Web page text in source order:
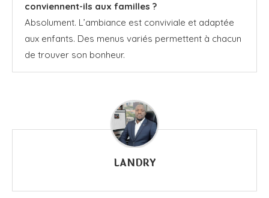
conviennent-ils aux familles ?
Absolument. L’ambiance est conviviale et adaptée
aux enfants. Des menus variés permettent à chacun
de trouver son bonheur.
LANDRY